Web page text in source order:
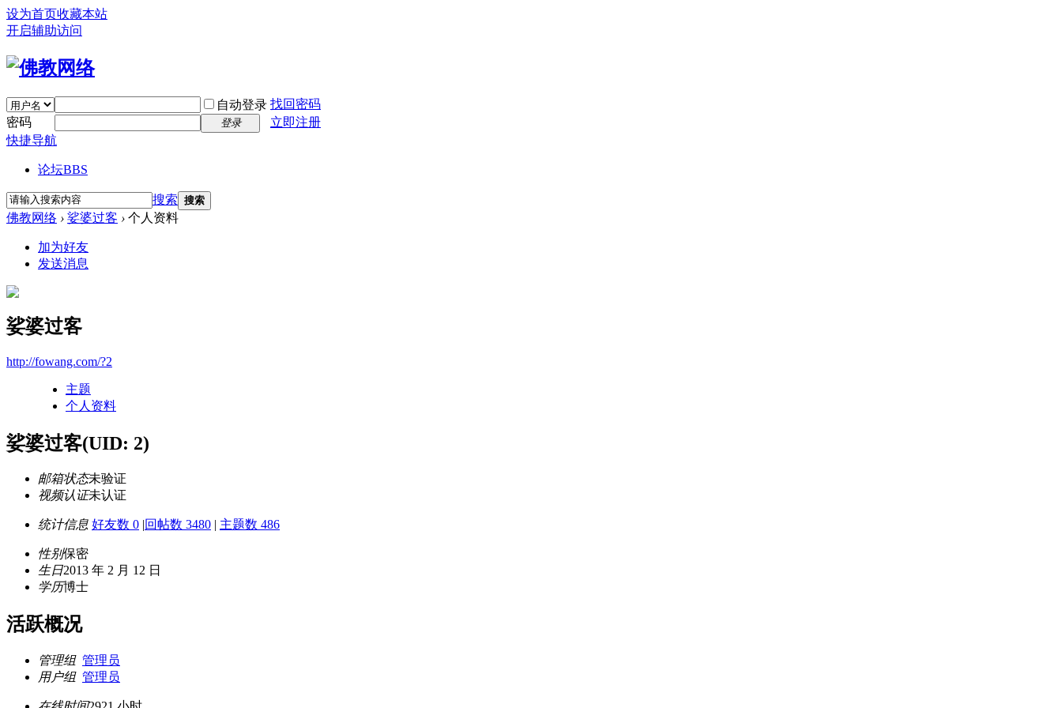
设为首页收藏本站
开启辅助访问
自动登录 找回密码
密码
登录
立即注册
快捷导航
论坛BBS
搜索 搜索
佛教网络 › 娑婆过客 › 个人资料
加为好友
发送消息
娑婆过客
http://fowang.com/?2
主题
个人资料
娑婆过客(UID: 2)
邮箱状态未验证
视频认证未认证
统计信息 好友数 0 |回帖数 3480 | 主题数 486
性别保密
生日2013 年 2 月 12 日
学历博士
活跃概况
管理组 管理员
用户组 管理员